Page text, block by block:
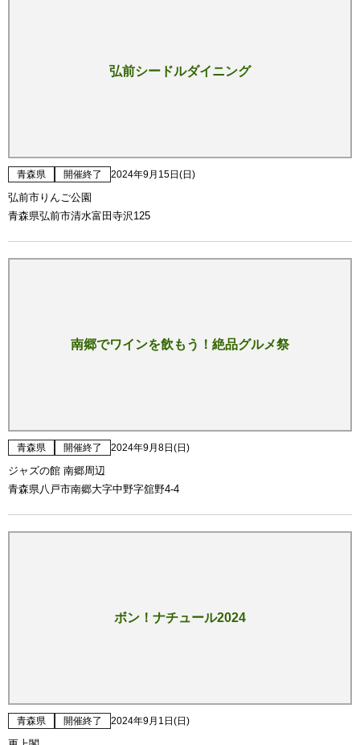
弘前シードルダイニング
青森県 開催終了 2024年9月15日(日)
弘前市りんご公園
青森県弘前市清水富田寺沢125
南郷でワインを飲もう！絶品グルメ祭
青森県 開催終了 2024年9月8日(日)
ジャズの館 南郷周辺
青森県八戸市南郷大字中野字舘野4-4
ボン！ナチュール2024
青森県 開催終了 2024年9月1日(日)